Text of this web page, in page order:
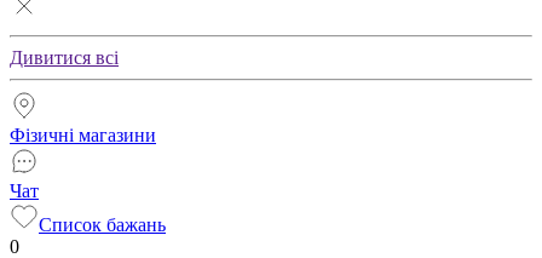
Дивитися всі
Фізичні магазини
Чат
Список бажань
0